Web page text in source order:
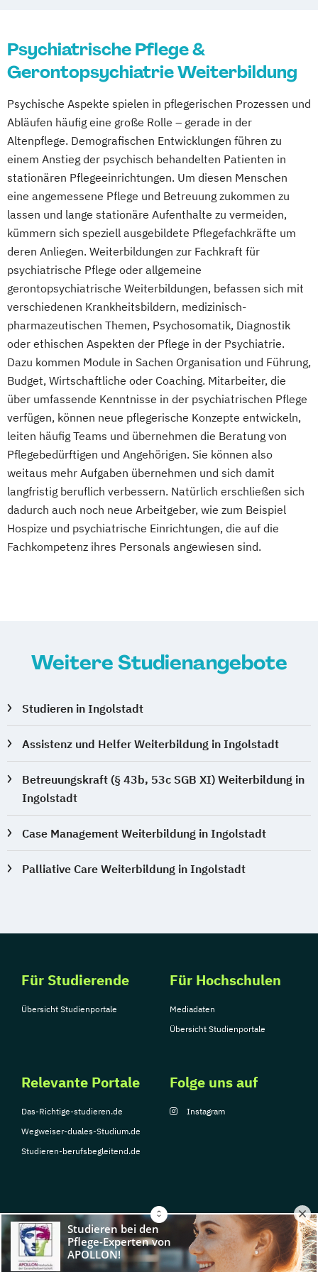
Pflegedienstleitung in Einrichtungen der
Pflege und für ältere Menschen
Praxisanleitung für Pflegeberufe
Qualitätsbeauftragter in Einrichtungen der
Pflege
Verantwortliche Pflegefachkraft nach §71
SGB XI
Mannheim Mönchenglabdach
Münster Neubrandenburg Nürnberg
Osnabrück
Paderborn
Potsdam
Regensburg
Rosenheim
Rostock
Saarbrücken Schwerin Siegen
Stralsund Stuttgart Suhl Trier
Tübingen Ulm Vechta
Villingen-Schwenningen Wuppertal
Würzburg
Case-Management in Gesundheits-
Sozial- und Pflegeeinrichtungen
Fachkraft für Intensivpflege und
Anästhesie
Fachkraft für Krankenhaushygiene
Geriatrische Pflege
Gerontopsychiatrische Pflege
Häusliche psychiatrische
Fachkrankenpflege
Palliative Care
Pflege- und Sozialmanager
Pflegefachkraft in der Palliativversorgung
Pflegehelfer/Pflegeassistent
Schmerzmanagement in der Pflege
Verfahrenspfleger
Psychiatrische Pflege &
Gerontopsychiatrie Weiterbildung
Psychische Aspekte spielen in pflegerischen Prozessen und
Abläufen häufig eine große Rolle – gerade in der
Altenpflege. Demografischen Entwicklungen führen zu
einem Anstieg der psychisch behandelten Patienten in
stationären Pflegeeinrichtungen. Um diesen Menschen
eine angemessene Pflege und Betreuung zukommen zu
lassen und lange stationäre Aufenthalte zu vermeiden,
kümmern sich speziell ausgebildete Pflegefachkräfte um
deren Anliegen. Weiterbildungen zur Fachkraft für
psychiatrische Pflege oder allgemeine
gerontopsychiatrische Weiterbildungen, befassen sich mit
verschiedenen Krankheitsbildern, medizinisch-
pharmazeutischen Themen, Psychosomatik, Diagnostik
oder ethischen Aspekten der Pflege in der Psychiatrie.
Dazu kommen Module in Sachen Organisation und Führung,
Budget, Wirtschaftliche oder Coaching. Mitarbeiter, die
über umfassende Kenntnisse in der psychiatrischen Pflege
verfügen, können neue pflegerische Konzepte entwickeln,
leiten häufig Teams und übernehmen die Beratung von
Pflegebedürftigen und Angehörigen. Sie können also
weitaus mehr Aufgaben übernehmen und sich damit
langfristig beruflich verbessern. Natürlich erschließen sich
dadurch auch noch neue Arbeitgeber, wie zum Beispiel
Hospize und psychiatrische Einrichtungen, die auf die
Fachkompetenz ihres Personals angewiesen sind.
Weitere Studienangebote
Studieren in Ingolstadt
Assistenz und Helfer Weiterbildung in Ingolstadt
Betreuungskraft (§ 43b, 53c SGB XI) Weiterbildung in
Ingolstadt
Case Management Weiterbildung in Ingolstadt
Palliative Care Weiterbildung in Ingolstadt
Für Studierende
Übersicht Studienportale
Für Hochschulen
Mediadaten
Übersicht Studienportale
Relevante Portale
Das-Richtige-studieren.de
Wegweiser-duales-Studium.de
Studieren-berufsbegleitend.de
Folge uns auf
Instagram
© Copyright 2026, TarGroup Media GmbH
Impressum
Datenschutzerklärung Nutzungsbedingungen